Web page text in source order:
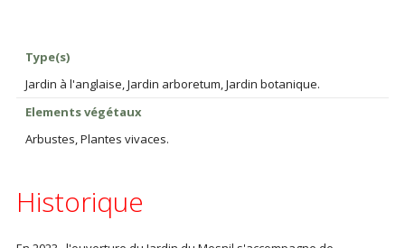
Type(s)
Jardin à l'anglaise, Jardin arboretum, Jardin botanique.
Elements végétaux
Arbustes, Plantes vivaces.
Historique